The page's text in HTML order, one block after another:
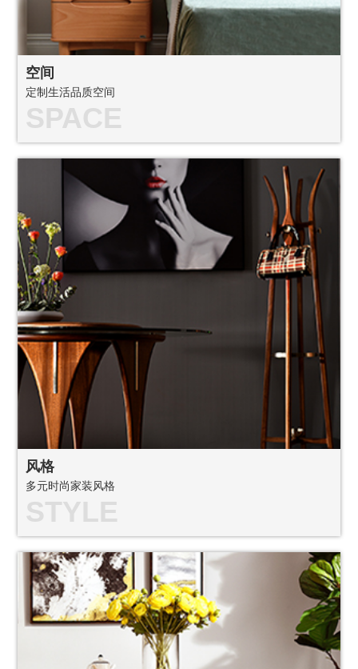
空间
定制生活品质空间
SPACE
风格
多元时尚家装风格
STYLE